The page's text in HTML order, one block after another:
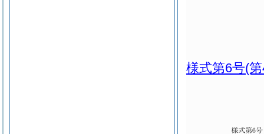
様式第6号(